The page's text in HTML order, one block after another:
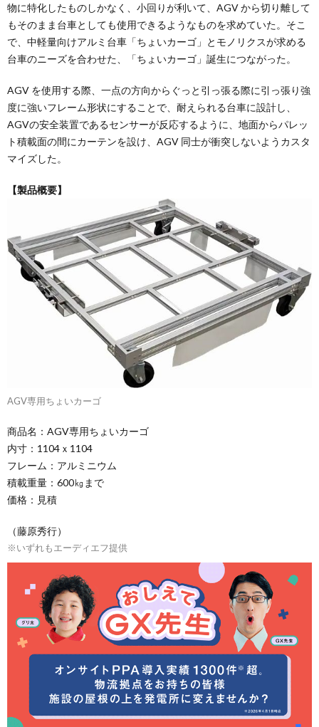
物に特化したものしかなく、小回りが利いて、AGV から切り離して
もそのまま台車としても使用できるようなものを求めていた。そこ
で、中軽量向けアルミ台車「ちょいカーゴ」とモノリクスが求める
台車のニーズを合わせた、「ちょいカーゴ」誕生につながった。
AGV を使用する際、一点の方向からぐっと引っ張る際に引っ張り強
度に強いフレーム形状にすることで、耐えられる台車に設計し、
AGVの安全装置であるセンサーが反応するように、地面からパレッ
ト積載面の間にカーテンを設け、AGV 同士が衝突しないようカスタ
マイズした。
【製品概要】
AGV専用ちょいカーゴ
商品名：AGV専用ちょいカーゴ
内寸：1104ｘ1104
フレーム：アルミニウム
積載重量：600㎏まで
価格：見積
（藤原秀行）
※いずれもエーディエフ提供